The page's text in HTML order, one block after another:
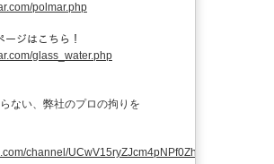
polmar.php
ージはこちら！
glass_water.php
ない、弊社のプロの拘りを
channel/UCwV15ryZJcm4pNPf0ZhXu9g